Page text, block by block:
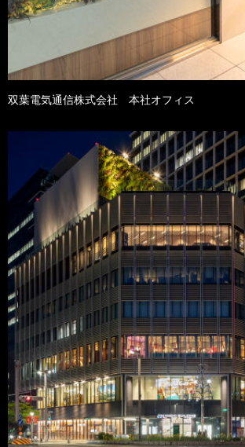
双葉電気通信株式会社 本社オフィス